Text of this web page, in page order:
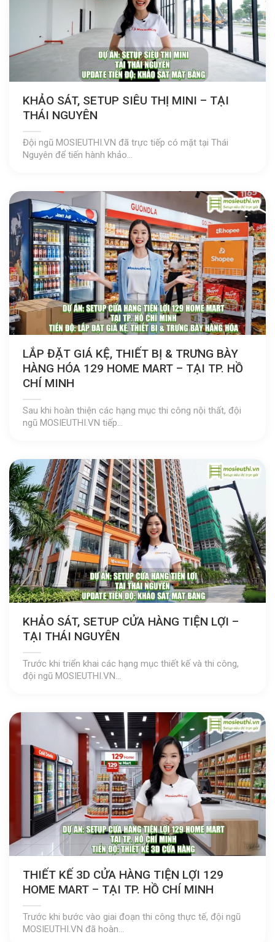
KHẢO SÁT, SETUP SIÊU THỊ MINI – TẠI
THÁI NGUYÊN
Đội ngũ MOSIEUTHI.VN đã trực tiếp có mặt tại Thái
Nguyên để tiến hành khảo...
LẮP ĐẶT GIÁ KỆ, THIẾT BỊ & TRƯNG BÀY
HÀNG HÓA 129 HOME MART – TẠI TP. HỒ
CHÍ MINH
Sau khi hoàn thiện các hạng mục thi công nội thất, đội
ngũ MOSIEUTHI.VN tiếp...
KHẢO SÁT, SETUP CỬA HÀNG TIỆN LỢI –
TẠI THÁI NGUYÊN
Trước khi triển khai các hạng mục thiết kế và thi công,
đội ngũ MOSIEUTHI.VN...
THIẾT KẾ 3D CỬA HÀNG TIỆN LỢI 129
HOME MART – TẠI TP. HỒ CHÍ MINH
Trước khi bước vào giai đoạn thi công thực tế, đội ngũ
MOSIEUTHI.VN đã hoàn...